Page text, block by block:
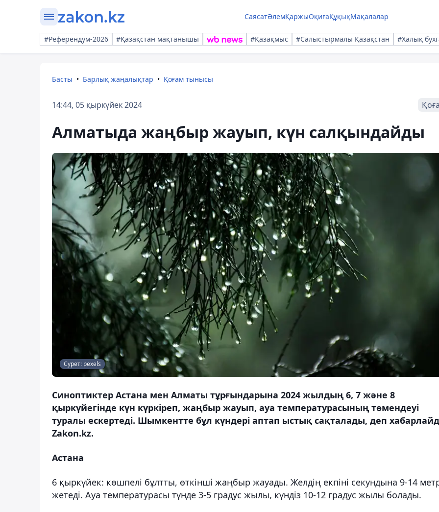
СаясатӘлемҚаржыОқиғаҚұқықМақалалар
#Референдум-2026 #Қазақстан мақтанышы #Қазақмыс #Салыстырмалы Қазақстан #Халық
Басты Барлық жаңалықтар Қоғам тынысы
14:44, 05 қыркүйек 2024
Алматыда жаңбыр жауып, күн салқындайды
Сурет: pexels
Синоптиктер Астана мен Алматы тұрғындарына 2024 жылдың 6, 7 және 8
қыркүйегінде күн күркіреп, жаңбыр жауып, ауа температурасының төмендеуі
туралы ескертеді. Шымкентте бұл күндері аптап ыстық сақталады, деп
Zakon.kz.
Астана
6 қыркүйек: көшпелі бұлтты, өткінші жаңбыр жауады. Желдің екпіні секундына 9-14
жетеді. Ауа температурасы түнде 3-5 градус жылы, күндіз 10-12 градус жылы болады.